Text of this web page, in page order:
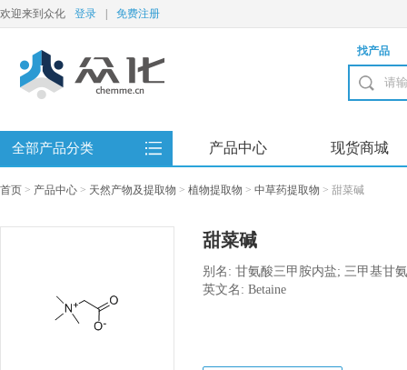
欢迎来到众化 登录 免费注册
找产品
全部产品分类 产品中心 现货商城
首页 > 产品中心 > 天然产物及提取物 > 植物提取物 > 中草药提取物 > 甜菜碱
甜菜碱
别名: 甘氨酸三甲胺内盐; 三甲基甘
英文名: Betaine